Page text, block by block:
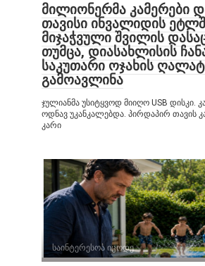
მილიონერმა კამერები
თავისი ინვალიდის
მიჯაჭვული შვილის
თუმცა, დიასახლისის
საკუთარი ოჯახის
გამოავლინა
ჯულიანმა უსიტყვოდ მიიღო USB დისკი.
ოდნავ უკანკალებდა. პირდაპირ თავის
კარი
საინტერესოა იცოდე